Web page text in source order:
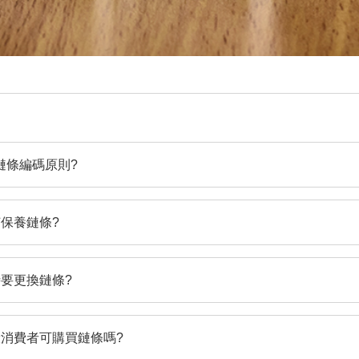
條編碼原則?
養鏈條?
更換鏈條?
費者可購買鏈條嗎?